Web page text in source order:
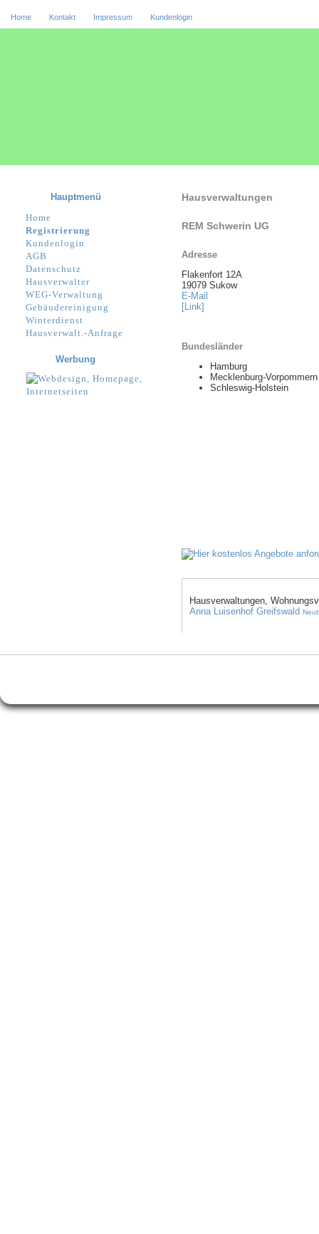
Home Kontakt Impressum Kundenlogin
Hausverwaltungen
REM Schwerin UG
Adresse
Flakenfort 12A
19079 Sukow
E-Mail
[Link]
Bundesländer
Hamburg
Mecklenburg-Vorpommern
Schleswig-Holstein
Hausverwaltungen,
Anna Luisenhof Greifswald
Hauptmenü
Home
Registrierung
Kundenlogin
AGB
Datenschutz
Hausverwalter
WEG-Verwaltung
Gebäudereinigung
Winterdienst
Hausverwalt.-Anfrage
Werbung